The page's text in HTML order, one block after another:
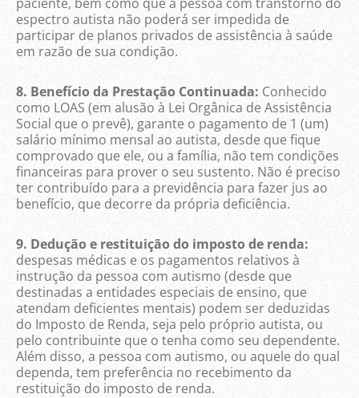
espectro autista não poderá ser impedida de
participar de planos privados de assistência à saúde
em razão de sua condição.
8. Benefício da Prestação Continuada: Conhecido
como LOAS (em alusão à Lei Orgânica de Assistência
Social que o prevê), garante o pagamento de 1 (um)
salário mínimo mensal ao autista, desde que fique
comprovado que ele, ou a família, não tem condições
financeiras para prover o seu sustento. Não é preciso
ter contribuído para a previdência para fazer jus ao
benefício, que decorre da própria deficiência.
9. Dedução e restituição do imposto de renda:
despesas médicas e os pagamentos relativos à
instrução da pessoa com autismo (desde que
destinadas a entidades especiais de ensino, que
atendam deficientes mentais) podem ser deduzidas
do Imposto de Renda, seja pelo próprio autista, ou
pelo contribuinte que o tenha como seu dependente.
Além disso, a pessoa com autismo, ou aquele do qual
dependa, tem preferência no recebimento da
restituição do imposto de renda.